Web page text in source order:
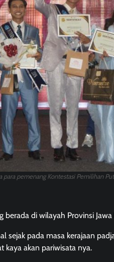
para pemenang Kontestasi Pemilihan
berada di wilayah Provinsi Jawa
sejak pada masa kerajaan
kaya akan pariwisata nya.